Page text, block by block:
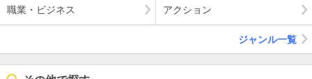
職業・ビジネス アクション
ジャンル一覧